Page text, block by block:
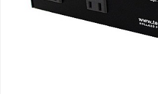
Baterii Zinc-Aer